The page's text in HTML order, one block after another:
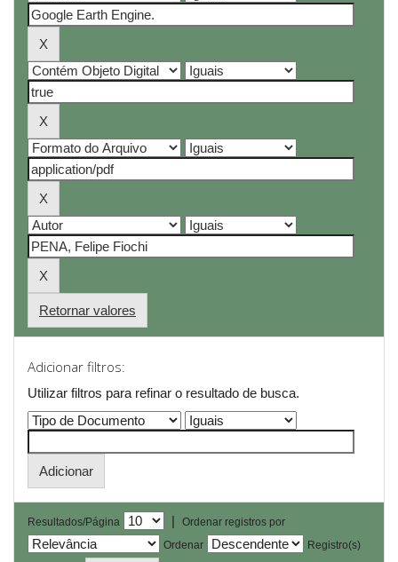
Retornar valores
Adicionar filtros:
Utilizar filtros para refinar o resultado de busca.
Resultados/Página |
Ordenar registros por
Ordenar
Registro(s)